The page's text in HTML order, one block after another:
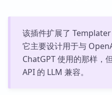
该插件扩展了 Templater
它主要设计用于与
ChatGPT 使用的那样，
API 的 LLM 兼容。